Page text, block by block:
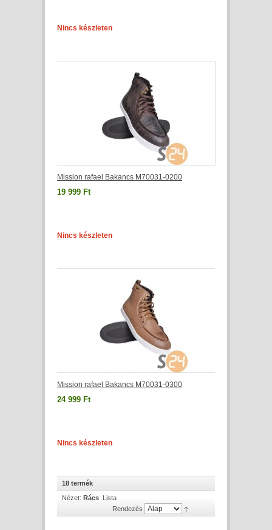
Nincs készleten
Mission rafael Bakancs M70031-0200
19 999 Ft
Nincs készleten
Mission rafael Bakancs M70031-0300
24 999 Ft
Nincs készleten
18 termék
Nézet: Rács Lista
Rendezés